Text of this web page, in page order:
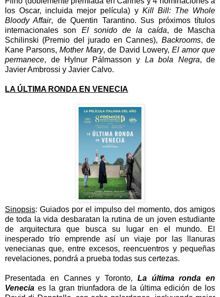
los Oscar, incluida mejor película) y Kill Bill: The Whole
Bloody Affair, de Quentin Tarantino. Sus próximos títulos
internacionales son El sonido de la caída, de Mascha
Schilinski (Premio del jurado en Cannes), Backrooms, de
Kane Parsons,Mother Mary, de David Lowery, El amor que
permanece, de Hylnur Pálmasson y La bola Negra, de
Javier Ambrossi y Javier Calvo.
LA ÚLTIMA RONDA EN VENECIA
Sinopsis: Guiados por el impulso del momento, dos amigos
de toda la vida desbaratan la rutina de un joven estudiante
de arquitectura que busca su lugar en el mundo. El
inesperado trío emprende así un viaje por las llanuras
venecianas que, entre excesos, reencuentros y pequeñas
revelaciones, pondrá a prueba todas sus certezas.
Presentada en Cannes y Toronto, La última ronda en
Venecia es la gran triunfadora de la última edición de los